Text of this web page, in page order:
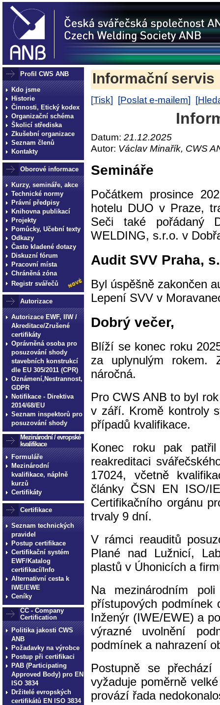
Profil CWS ANB
Kdo jsme
Historie
Činnosti, Etický kodex
Organizační schéma
Školicí střediska
Zkušební organizace
Seznam členů
Kontakty
Oborové informace
Kurzy, semináře, akce
Technické normy
Právní předpisy
Knihovna publikací
Projekty
Pomůcky, Učební texty
Odkazy
Často kladené dotazy
Diskuzní fórum
Pracovní místa
Chráněná zóna
Registr svářečů
Autorizace
Autorizace EWF, IIW /
Akreditace/Zrušené
certifikáty
Oprávněná osoba pro
posuzování shody
stavebních konstrukcí
dle EU 305/2011 (CPR)
Oznámení,Nestrannost,
GDPR
Notifikace - Direktiva
2014/68/EU
Seznam inspektorů pro
posuzování shody
Mezinárodní / evropské
kvalifikace
Formuláře
Mezinárodní
kvalifikace, náplně
kurzů
Certifikáty
Certifikace
Seznam technických
pravidel
Postup certifikace
Certifikační systém
EWF/Katalog
certifikací/Info
Alternativní cesta k
IWE/EWE
Ceníky
CC - Company
Certification
Politika jakosti CWS
ANB
Požadavky na výrobce
Postup při certifikaci
PAB (Participating
Approved Body) pro EN
ISO 3834
Držitelé evropských
certifikátů EN ISO 3834
Informační servis
[Tisk] [Poslat e-mailem] [
Datum: 21.12.2025
Autor: Václav Minařík, CWS
Semináře
Počátkem prosince
hotelu DUO v Praze,
Seči také pořádaný
WELDING, s.r.o. v
Audit SVV Praha,
Byl úspěšně zakončen
Lepení SVV v
Dobrý večer,
Blíží se konec roku
za uplynulým rokem.
náročná.
Pro CWS ANB to byl
v září. Kromě kontroly
případů kvalifikace.
Konec roku pak
reakreditaci
17024, včetně
články ČSN EN ISO/
Certifikačního orgánu
trvaly 9 dní.
V rámci reauditů
Plané nad Lužnicí,
plastů v Úhonicích a
Na mezinárodním
přístupových podmínek
Inženýr (IWE/EWE) a
výrazné uvolnění
podmínek a nahrazení
Postupně se
vyžaduje poměrně
provází řada